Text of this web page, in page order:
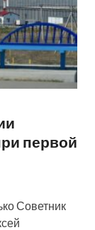
первой
Советник